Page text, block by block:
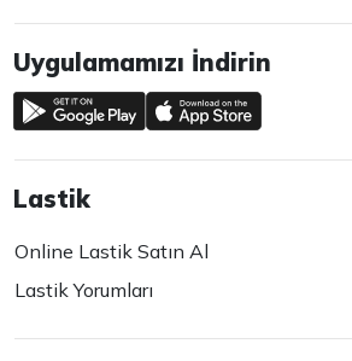
Uygulamamızı İndirin
Lastik
Online Lastik Satın Al
Lastik Yorumları